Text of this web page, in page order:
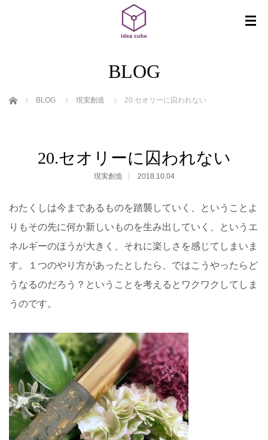
BLOG
ホーム BLOG 現実創造 20.セオリーに囚われない
20.セオリーに囚われない
現実創造 2018.10.04
わたくしは今まであるものを踏襲していく、ということよ
りもその先に何か新しいものを生み出していく、というエ
ネルギーのほうが大きく、それに楽しさを感じてしまいま
す。１つのやり方があったとしたら、ではこうやったらど
うなるのだろう？ということを考えるとワクワクしてしま
うのです。